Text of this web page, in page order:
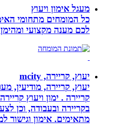
מעגל אימון ויעוץ
כל המומחים מתחומי האימון
לכם מענה מקצועי ומהימן
יעוץ, קריירה, mcity
יעוץ, קריירה, מודיעין,
קריירה . ימון ויעוץ קריירה
בקריירה ובעבודה, וכן
מתאימים. אימון וגישור